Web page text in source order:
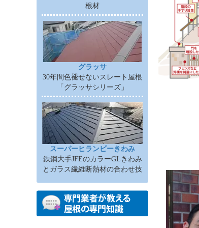
根材
グラッサ
30年間色褪せないスレート屋根
「グラッサシリーズ」
スーパーヒランビーきわみ
鉄鋼大手JFEのカラーGLきわみ
とガラス繊維断熱材の合わせ技